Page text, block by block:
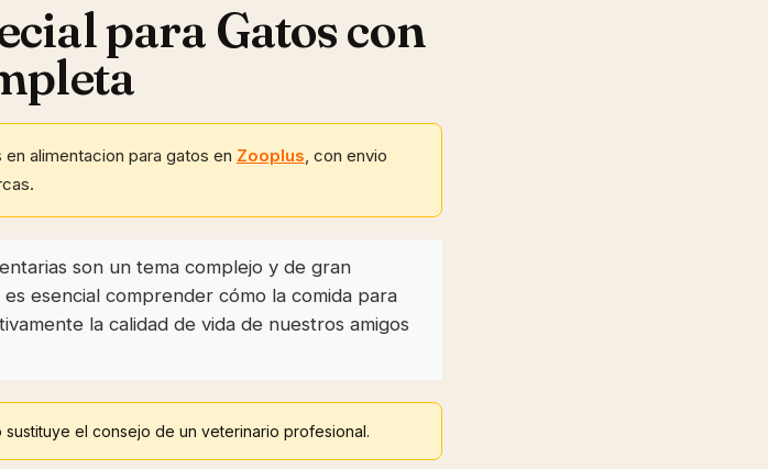
para Gatos con
alimentacion para gatos en Zooplus, con envio
son un tema complejo y de gran
esencial comprender cómo la comida para
la calidad de vida de nuestros amigos
sustituye el consejo de un veterinario profesional.